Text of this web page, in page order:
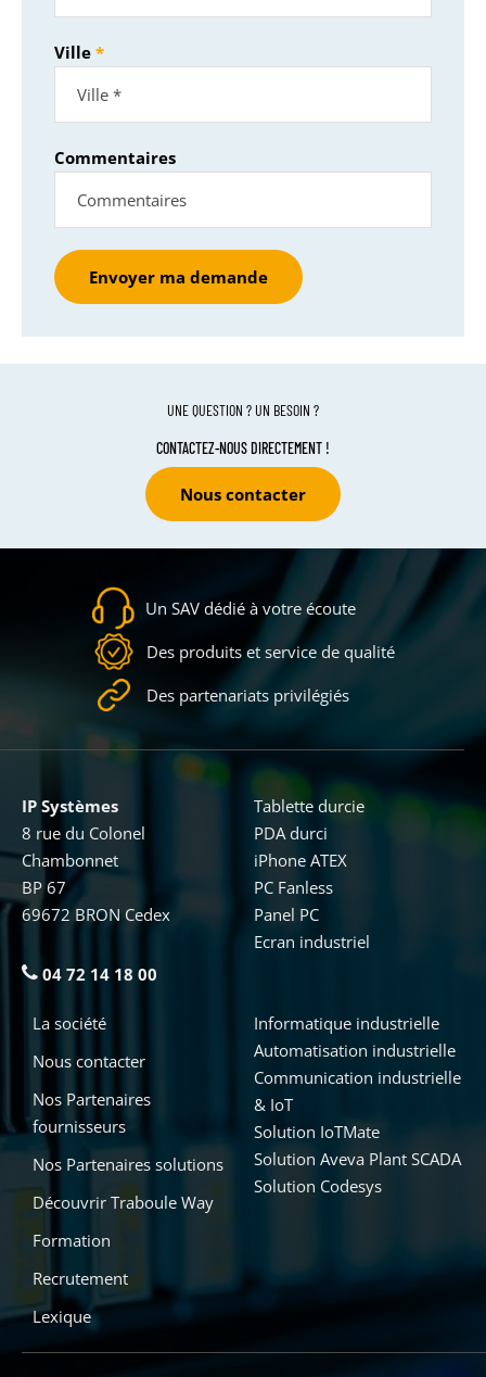
Ville
Commentaires
Envoyer ma demande
UNE QUESTION ? UN BESOIN ?
CONTACTEZ-NOUS DIRECTEMENT !
Nous contacter
Un SAV dédié à votre écoute
Des produits et service de qualité
Des partenariats privilégiés
IP Systèmes
8 rue du Colonel
Chambonnet
BP 67
69672 BRON Cedex
04 72 14 18 00
Informatique industrielle
Automatisation industrielle
Communication industrielle
& IoT
Solution IoTMate
Solution Aveva Plant SCADA
Solution Codesys
Tablette durcie
PDA durci
iPhone ATEX
PC Fanless
Panel PC
Ecran industriel
La société
Nous contacter
Nos Partenaires
fournisseurs
Nos Partenaires solutions
Découvrir Traboule Way
Formation
Recrutement
Lexique